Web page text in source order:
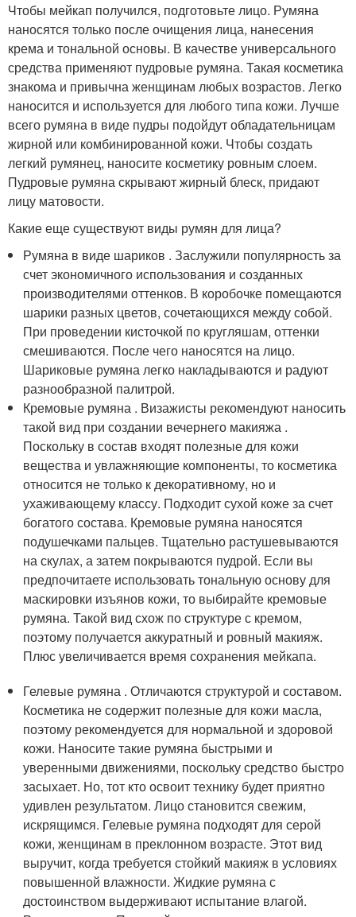
Чтобы мейкап получился, подготовьте лицо. Румяна
наносятся только после очищения лица, нанесения
крема и тональной основы. В качестве универсального
средства применяют пудровые румяна. Такая косметика
знакома и привычна женщинам любых возрастов. Легко
наносится и используется для любого типа кожи. Лучше
всего румяна в виде пудры подойдут обладательницам
жирной или комбинированной кожи. Чтобы создать
легкий румянец, наносите косметику ровным слоем.
Пудровые румяна скрывают жирный блеск, придают
лицу матовости.
Какие еще существуют виды румян для лица?
Румяна в виде шариков . Заслужили популярность за
счет экономичного использования и созданных
производителями оттенков. В коробочке помещаются
шарики разных цветов, сочетающихся между собой.
При проведении кисточкой по кругляшам, оттенки
смешиваются. После чего наносятся на лицо.
Шариковые румяна легко накладываются и радуют
разнообразной палитрой.
Кремовые румяна . Визажисты рекомендуют наносить
такой вид при создании вечернего макияжа .
Поскольку в состав входят полезные для кожи
вещества и увлажняющие компоненты, то косметика
относится не только к декоративному, но и
ухаживающему классу. Подходит сухой коже за счет
богатого состава. Кремовые румяна наносятся
подушечками пальцев. Тщательно растушевываются
на скулах, а затем покрываются пудрой. Если вы
предпочитаете использовать тональную основу для
маскировки изъянов кожи, то выбирайте кремовые
румяна. Такой вид схож по структуре с кремом,
поэтому получается аккуратный и ровный макияж.
Плюс увеличивается время сохранения мейкапа.
Гелевые румяна . Отличаются структурой и составом.
Косметика не содержит полезные для кожи масла,
поэтому рекомендуется для нормальной и здоровой
кожи. Наносите такие румяна быстрыми и
уверенными движениями, поскольку средство быстро
засыхает. Но, тот кто освоит технику будет приятно
удивлен результатом. Лицо становится свежим,
искрящимся. Гелевые румяна подходят для серой
кожи, женщинам в преклонном возрасте. Этот вид
выручит, когда требуется стойкий макияж в условиях
повышенной влажности. Жидкие румяна с
достоинством выдерживают испытание влагой.